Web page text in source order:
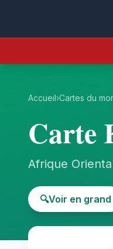
Accueil›Cartes du
Carte
Afrique
🔍Voir en grand